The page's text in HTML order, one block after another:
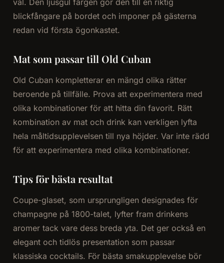
blickfångare på bordet och imponer på gästerna
redan vid första ögonkastet.
Mat som passar till Old Cuban
Old Cuban kompletterar en mängd olika rätter
beroende på tillfälle. Prova att experimentera med
olika kombinationer för att hitta din favorit. Rätt
kombination av mat och drink kan verkligen lyfta
hela måltidsupplevelsen till nya höjder. Var inte rädd
för att experimentera med olika kombinationer.
Tips för bästa resultat
Coupe-glaset, som ursprungligen designades för
champagne på 1800-talet, lyfter fram drinkens
aromer tack vare dess breda yta. Det ger också en
elegant och tidlös presentation som passar
klassiska cocktails. För bästa smakupplevelse bör